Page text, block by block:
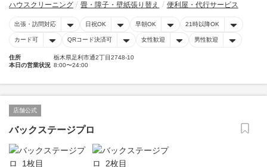
ハウスクリーニング
畳・障子・壁紙張り替え 便利屋・代行サービス
出張・訪問対応 日祝OK 早朝OK 21時以降OK
カード可 QRコード決済可 女性歓迎 男性歓迎
住所
栃木県足利市通2丁目2748-10
本日の営業状況 8:00〜24:00
店舗公式
バックステージプロ